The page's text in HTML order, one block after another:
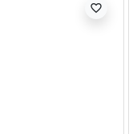
favorite_border